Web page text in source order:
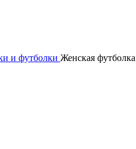
и футболки Женская футболка